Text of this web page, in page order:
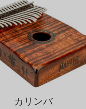
カリンバ